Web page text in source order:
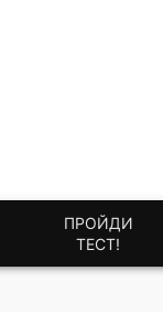
ПРОЙДИ
ТЕСТ!